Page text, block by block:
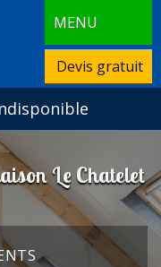
MENU
Devis gratuit
Le Chatelet